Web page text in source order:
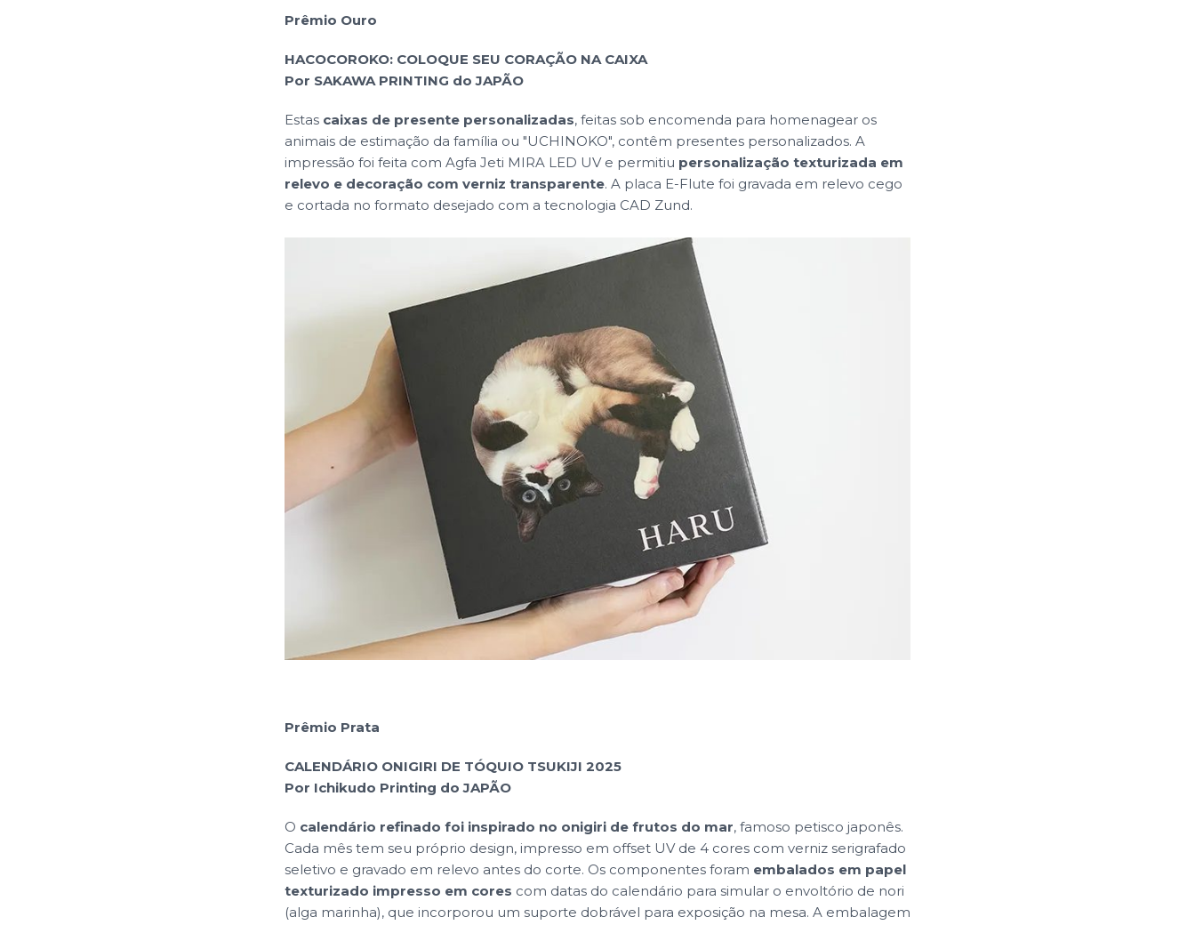
Prêmio Ouro
HACOCOROKO: COLOQUE SEU CORAÇÃO NA CAIXA
Por SAKAWA PRINTING do JAPÃO
Estas caixas de presente personalizadas, feitas sob encomenda para homenagear os
animais de estimação da família ou "UCHINOKO", contêm presentes personalizados. A
impressão foi feita com Agfa Jeti MIRA LED UV e permitiu personalização texturizada em
relevo e decoração com verniz transparente. A placa E-Flute foi gravada em relevo cego
e cortada no formato desejado com a tecnologia CAD Zund.
Prêmio Prata
CALENDÁRIO ONIGIRI DE TÓQUIO TSUKIJI 2025
Por Ichikudo Printing do JAPÃO
O calendário refinado foi inspirado no onigiri de frutos do mar, famoso petisco japonês.
Cada mês tem seu próprio design, impresso em offset UV de 4 cores com verniz serigrafado
seletivo e gravado em relevo antes do corte. Os componentes foram embalados em papel
texturizado impresso em cores com datas do calendário para simular o envoltório de nori
(alga marinha), que incorporou um suporte dobrável para exposição na mesa. A embalagem